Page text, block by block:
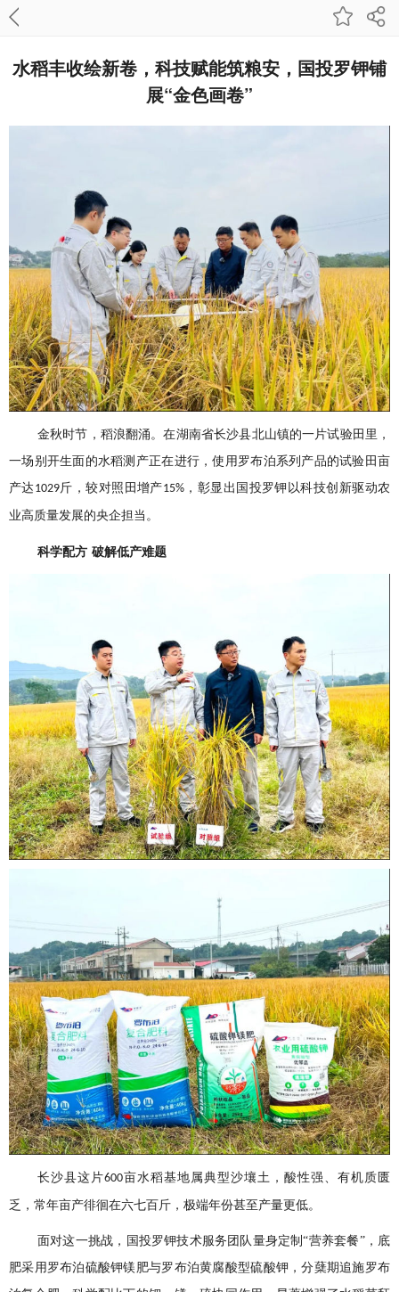
水稻丰收绘新卷，科技赋能筑粮安，国投罗钾铺
展“金色画卷”
金秋时节，稻浪翻涌。在湖南省长沙县北山镇的一片试验田里，
一场别开生面的水稻测产正在进行，使用罗布泊系列产品的试验田亩
产达1029斤，较对照田增产15%，彰显出国投罗钾以科技创新驱动农
业高质量发展的央企担当。
科学配方 破解低产难题
长沙县这片600亩水稻基地属典型沙壤土，酸性强、有机质匮
乏，常年亩产徘徊在六七百斤，极端年份甚至产量更低。
面对这一挑战，国投罗钾技术服务团队量身定制“营养套餐”，底
肥采用罗布泊硫酸钾镁肥与罗布泊黄腐酸型硫酸钾，分蘖期追施罗布